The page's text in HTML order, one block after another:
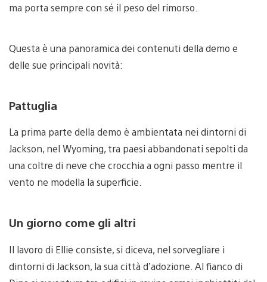
ma porta sempre con sé il peso del rimorso.
Questa è una panoramica dei contenuti della demo e
delle sue principali novità:
Pattuglia
La prima parte della demo è ambientata nei dintorni di
Jackson, nel Wyoming, tra paesi abbandonati sepolti da
una coltre di neve che crocchia a ogni passo mentre il
vento ne modella la superficie.
Un giorno come gli altri
Il lavoro di Ellie consiste, si diceva, nel sorvegliare i
dintorni di Jackson, la sua città d’adozione. Al fianco di